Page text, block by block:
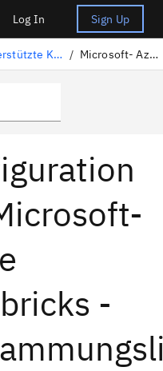
Log In Sign Up
Unterstützte Konnektoren für den Import von Abstammungslinien / Microsoft- Azure Databricks -Linienkonfiguration
-